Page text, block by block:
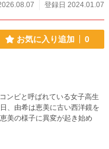
登録日 2024.01.07
お気に入り追加 0
ンビと呼ばれている女子高生
、由希は恵美に古い西洋鏡を
美の様子に異変が起き始め